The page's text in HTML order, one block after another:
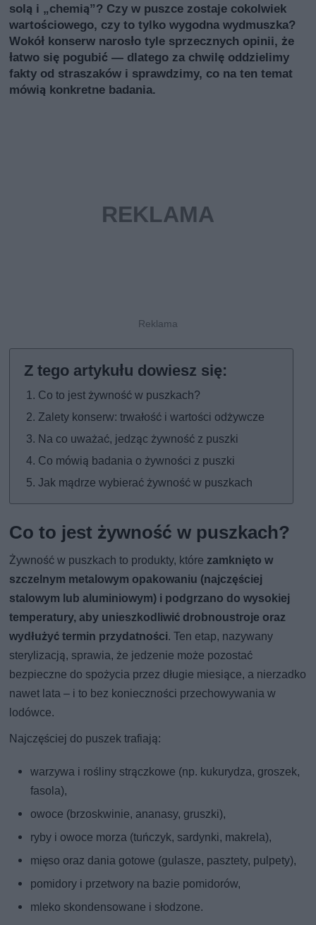
solą i „chemią”? Czy w puszce zostaje cokolwiek
wartościowego, czy to tylko wygodna wydmuszka?
Wokół konserw narosło tyle sprzecznych opinii, że
łatwo się pogubić — dlatego za chwilę oddzielimy
fakty od straszaków i sprawdzimy, co na ten temat
mówią konkretne badania.
Co to jest żywność w puszkach?
Zalety konserw: trwałość i wartości odżywcze
Na co uważać, jedząc żywność z puszki
Co mówią badania o żywności z puszki
Jak mądrze wybierać żywność w puszkach
Co to jest żywność w puszkach?
Żywność w puszkach to produkty, które zamknięto w
szczelnym metalowym opakowaniu (najczęściej
stalowym lub aluminiowym) i podgrzano do wysokiej
temperatury, aby unieszkodliwić drobnoustroje oraz
wydłużyć termin przydatności. Ten etap, nazywany
sterylizacją, sprawia, że jedzenie może pozostać
bezpieczne do spożycia przez długie miesiące, a nierzadko
nawet lata – i to bez konieczności przechowywania w
lodówce.
Najczęściej do puszek trafiają:
warzywa i rośliny strączkowe (np. kukurydza, groszek,
fasola),
owoce (brzoskwinie, ananasy, gruszki),
ryby i owoce morza (tuńczyk, sardynki, makrela),
mięso oraz dania gotowe (gulasze, pasztety, pulpety),
pomidory i przetwory na bazie pomidorów,
mleko skondensowane i słodzone.